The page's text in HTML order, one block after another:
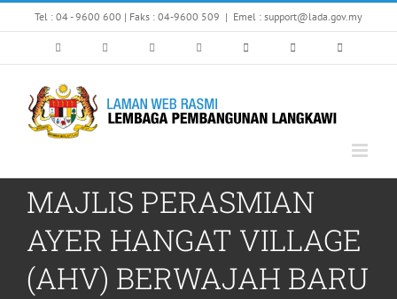
to
Tel : 04 - 9600 600 | Faks : 04-9600 509 | Emel : support@lada.gov.my
MAJLIS PERASMIAN
AYER HANGAT VILLAGE
(AHV) BERWAJAH BARU